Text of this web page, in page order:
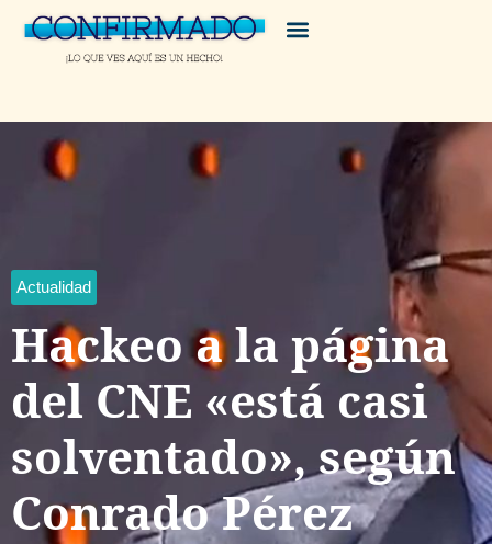
Actualidad
Hackeo a la página
del CNE «está casi
solventado», según
Conrado Pérez